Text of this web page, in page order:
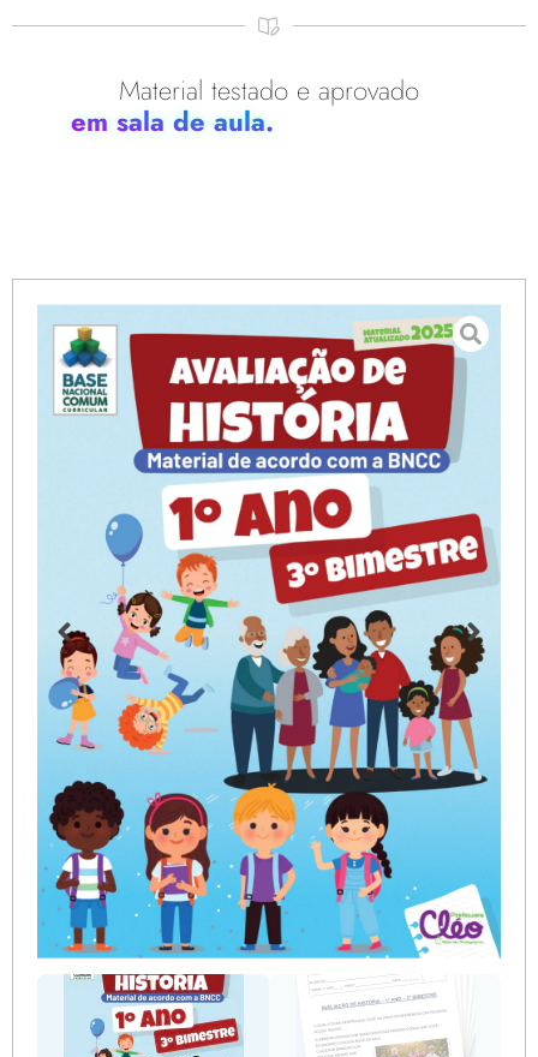
Material testado e aprovado
em sala de aula.